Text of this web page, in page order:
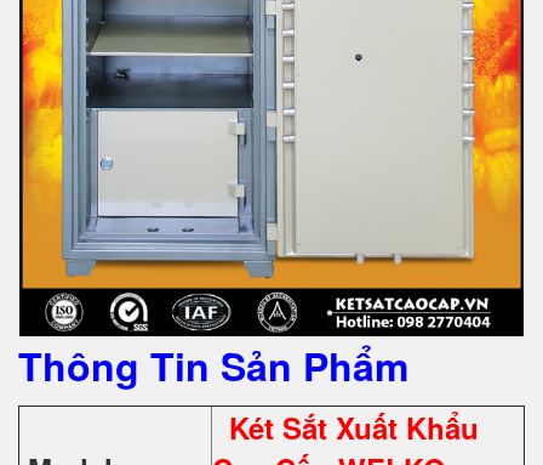
Thông Tin Sản Phẩm
Két Sắt Xuất Khẩu